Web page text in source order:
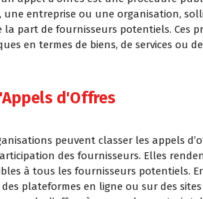
une entreprise ou une organisation,
la part de fournisseurs potentiels. Ces
en termes de biens, de services ou
d'Offres
peuvent classer les appels
des fournisseurs. Elles
à tous les fournisseurs potentiels.
des plateformes en ligne ou sur des